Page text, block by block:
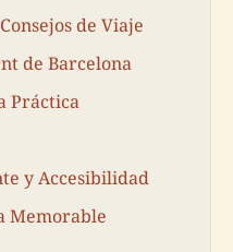
de Viaje
de Barcelona
Práctica
y Accesibilidad
Memorable